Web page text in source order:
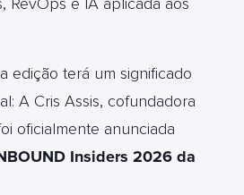
edição terá um significado
A Cris Assis, cofundadora
oficialmente anunciada
Insiders 2026 da